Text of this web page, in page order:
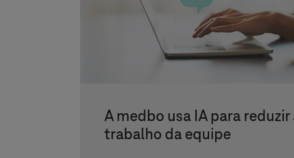
A medbo usa IA para reduzir
trabalho da equipe